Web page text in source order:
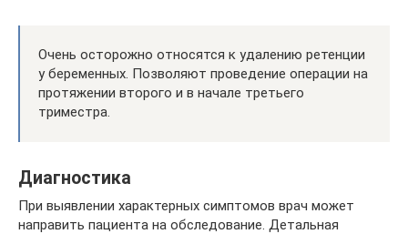
Очень осторожно относятся к удалению ретенции
у беременных. Позволяют проведение операции на
протяжении второго и в начале третьего
триместра.
Диагностика
При выявлении характерных симптомов врач может
направить пациента на обследование. Детальная